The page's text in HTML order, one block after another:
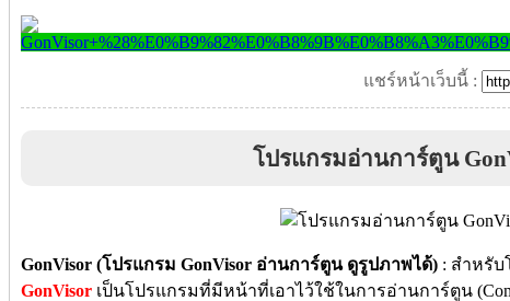
แชร์หน้าเว็บนี้ :
โปรแกรมอ่านการ์ตูน
GonVisor (โปรแกรม GonVisor อ่านการ์ตูน ดูรูปภาพได้) : สำหรั
GonVisor เป็นโปรแกรมที่มีหน้าที่เอาไว้ใช้ในการอ่านการ์ตูน